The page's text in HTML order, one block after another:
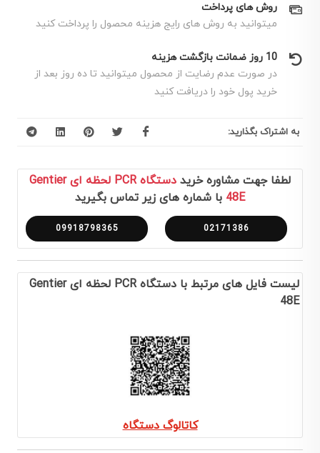
روش های پرداخت
میتوانید به روش های رایج هزینه محصول را پرداخت کنید
10 روز ضمانت بازگشت هزینه
در صورت عدم رضایت از محصول میتوانید تا ده روز بعد از
خرید پول خود را دریافت کنید
به اشتراک بگذارید:
لطفا جهت مشاوره خرید
دستگاه PCR لحظه ای Gentier
48E با شماره های زیر تماس بگیرید
02171386
09918798365
لیست فایل های مرتبط با دستگاه PCR لحظه ای Gentier
48E
کاتالوگ دستگاه